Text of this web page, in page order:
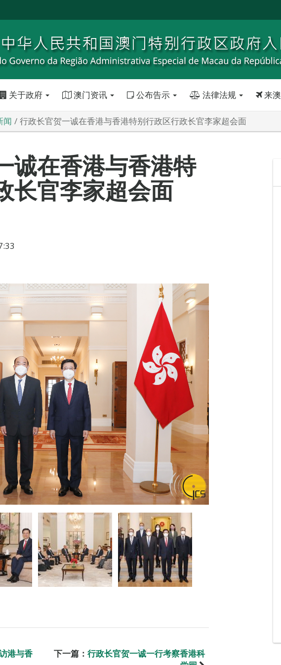
关于政府 澳门资讯 公布告示 法律法规 来
闻 行政长官贺一诚在香港与香港特别行政区行政长官李家超会面
诚在香港与香港特
长官李家超会面
港与香
下一篇： 行政长官贺一诚一行考察香港科